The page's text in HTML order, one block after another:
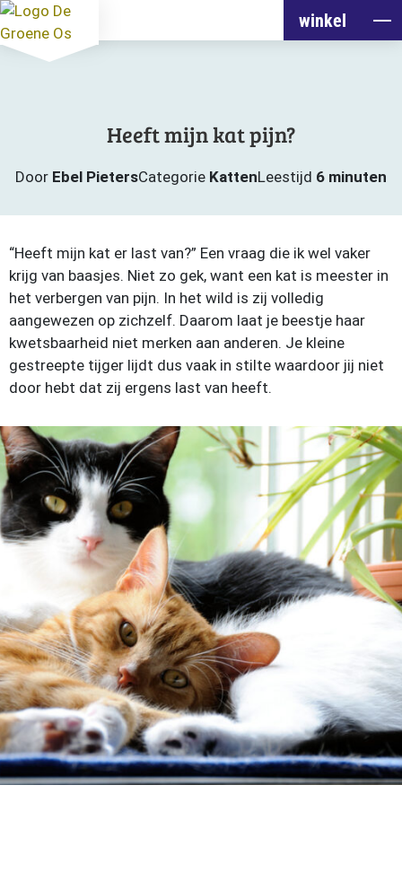
winkel
Heeft mijn kat pijn?
Door Ebel PietersCategorie KattenLeestijd 6 minuten
“Heeft mijn kat er last van?” Een vraag die ik wel vaker
krijg van baasjes. Niet zo gek, want een kat is meester in
het verbergen van pijn. In het wild is zij volledig
aangewezen op zichzelf. Daarom laat je beestje haar
kwetsbaarheid niet merken aan anderen. Je kleine
gestreepte tijger lijdt dus vaak in stilte waardoor jij niet
door hebt dat zij ergens last van heeft.